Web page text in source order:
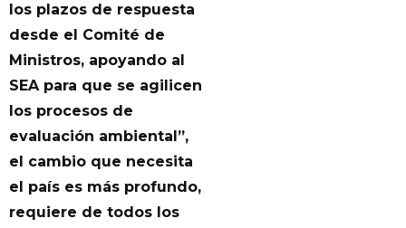
los plazos de respuesta
desde el Comité de
Ministros, apoyando al
SEA para que se agilicen
los procesos de
evaluación ambiental”,
el cambio que necesita
el país es más profundo,
requiere de todos los